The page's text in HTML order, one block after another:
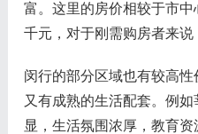
富。这里的房价相较于市
千元，对于刚需购房者来说
闵行的部分区域也有较高
又有成熟的生活配套。例
显，生活氛围浓厚，教育资